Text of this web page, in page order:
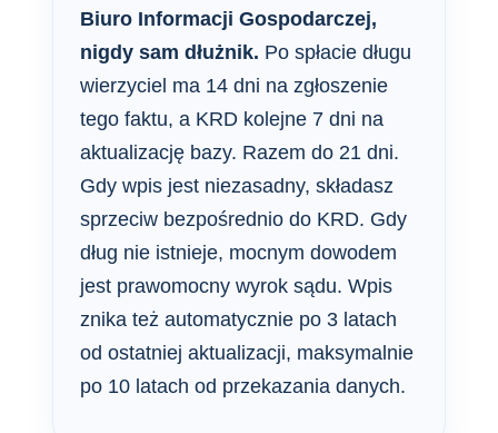
Biuro Informacji Gospodarczej,
nigdy sam dłużnik. Po spłacie długu
wierzyciel ma 14 dni na zgłoszenie
tego faktu, a KRD kolejne 7 dni na
aktualizację bazy. Razem do 21 dni.
Gdy wpis jest niezasadny, składasz
sprzeciw bezpośrednio do KRD. Gdy
dług nie istnieje, mocnym dowodem
jest prawomocny wyrok sądu. Wpis
znika też automatycznie po 3 latach
od ostatniej aktualizacji, maksymalnie
po 10 latach od przekazania danych.